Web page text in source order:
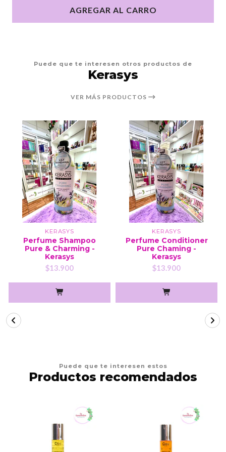
AGREGAR AL CARRO
Puede que te interesen otros productos de
Kerasys
VER MÁS PRODUCTOS
KERASYS
Perfume Shampoo
Pure & Charming -
Kerasys
$13.900
KERASYS
Perfume Conditioner
Pure Chaming -
Kerasys
$13.900
Puede que te interesen estos
Productos recomendados